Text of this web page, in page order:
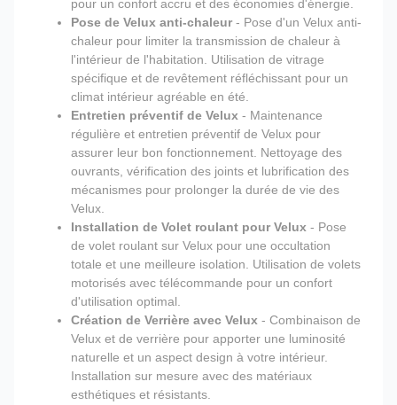
pour un confort accru et des économies d'énergie.
Pose de Velux anti-chaleur- Pose d'un Velux anti-
chaleur pour limiter la transmission de chaleur à
l'intérieur de l'habitation. Utilisation de vitrage
spécifique et de revêtement réfléchissant pour un
climat intérieur agréable en été.
Entretien préventif de Velux - Maintenance
régulière et entretien préventif de Velux pour
assurer leur bon fonctionnement. Nettoyage des
ouvrants, vérification des joints et lubrification des
mécanismes pour prolonger la durée de vie des
Velux.
Installation de Volet roulant pour Velux - Pose
de volet roulant sur Velux pour une occultation
totale et une meilleure isolation. Utilisation de volets
motorisés avec télécommande pour un confort
d'utilisation optimal.
Création de Verrière avec Velux - Combinaison de
Velux et de verrière pour apporter une luminosité
naturelle et un aspect design à votre intérieur.
Installation sur mesure avec des matériaux
esthétiques et résistants.